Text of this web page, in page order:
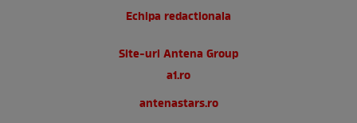
Echipa redactionala
Site-uri Antena Group
a1.ro
antenastars.ro